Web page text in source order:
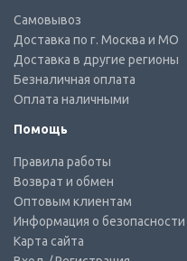
Самовывоз
Доставка по г. Москва и МО
Доставка в другие регионы
Безналичная оплата
Оплата наличными
Помощь
Правила работы
Возврат и обмен
Оптовым клиентам
Информация о безопасности
Карта сайта